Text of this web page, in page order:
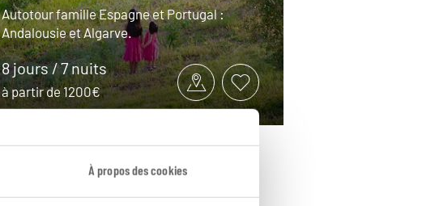
À propos des cookies
Autotour famille Espagne et Portugal :
Andalousie et Algarve.
8 jours / 7 nuits
à partir de 1200€